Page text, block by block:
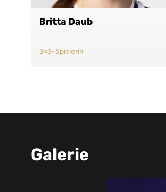
Britta Daub
3×3-Spielerin
Galerie